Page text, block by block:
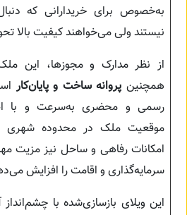
به‌خصوص برای خریدارانی که
نیستند ولی می‌خواهند کیفیت بالا
از نظر مدارک و مجوزها، این
همچنین پروانه ساخت و پایان‌کار
رسمی و محضری به‌سرعت و با
موقعیت ملک در محدوده
امکانات رفاهی و ساحل نیز مزیت
سرمایه‌گذاری و اقامت را افزایش
این ویلای بازسازی‌شده با